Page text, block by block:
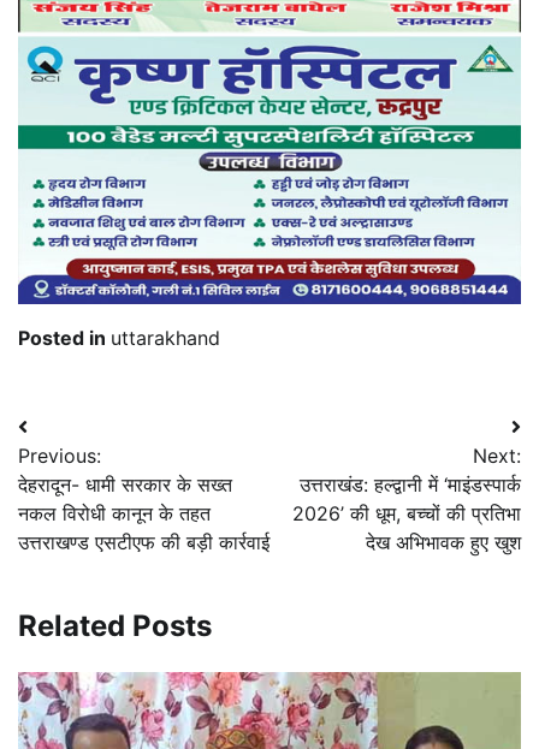
Posted in uttarakhand
Post
navigation
Previous:
देहरादून- धामी सरकार के सख्त
नकल विरोधी कानून के तहत
उत्तराखण्ड एसटीएफ की बड़ी कार्रवाई
Next:
उत्तराखंड: हल्द्वानी में ‘माइंडस्पार्क
2026’ की धूम, बच्चों की प्रतिभा
देख अभिभावक हुए खुश
Related Posts